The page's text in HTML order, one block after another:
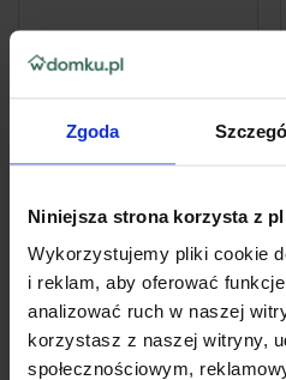
Zgoda
Niniejsza strona korzysta z
Wykorzystujemy pliki cookie
i reklam, aby oferować
analizować ruch w naszej
korzystasz z naszej witryny,
społecznościowym,